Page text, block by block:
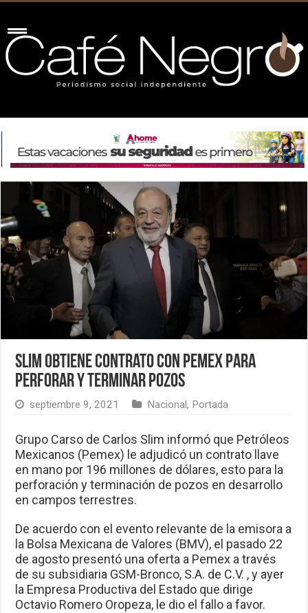
Slim obtiene contrato con Pemex para
perforar y terminar pozos
septiembre 9, 2021 Nacional, Portada
Grupo Carso de Carlos Slim informó que Petróleos
Mexicanos (Pemex) le adjudicó un contrato llave
en mano por 196 millones de dólares, esto para la
perforación y terminación de pozos en desarrollo
en campos terrestres.
De acuerdo con el evento relevante de la emisora a
la Bolsa Mexicana de Valores (BMV), el pasado 22
de agosto presentó una oferta a Pemex a través
de su subsidiaria GSM-Bronco, S.A. de C.V. , y ayer
la Empresa Productiva del Estado que dirige
Octavio Romero Oropeza, le dio el fallo a favor.